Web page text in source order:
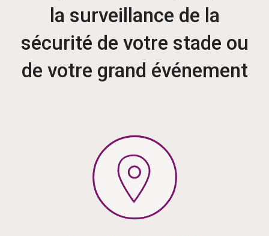
la surveillance de la
sécurité de votre stade ou
de votre grand événement